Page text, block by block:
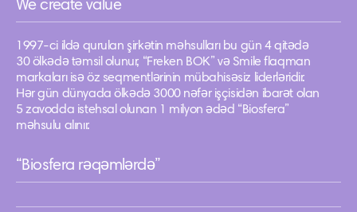
We create value
1997-ci ildə qurulan şirkətin məhsulları bu gün 4 qitədə
30 ölkədə təmsil olunur, “Freken BOK” və Smile flaqman
markaları isə öz seqmentlərinin mübahisəsiz liderləridir.
Hər gün dünyada ölkədə 3000 nəfər işçisidən ibarət olan
5 zavodda istehsal olunan 1 milyon ədəd “Biosfera”
məhsulu alınır.
“Biosfera rəqəmlərdə”